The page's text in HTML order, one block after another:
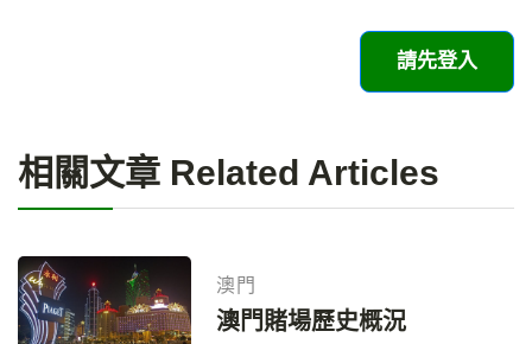
請先登入
相關文章 Related Articles
澳門
澳門賭場歷史概況